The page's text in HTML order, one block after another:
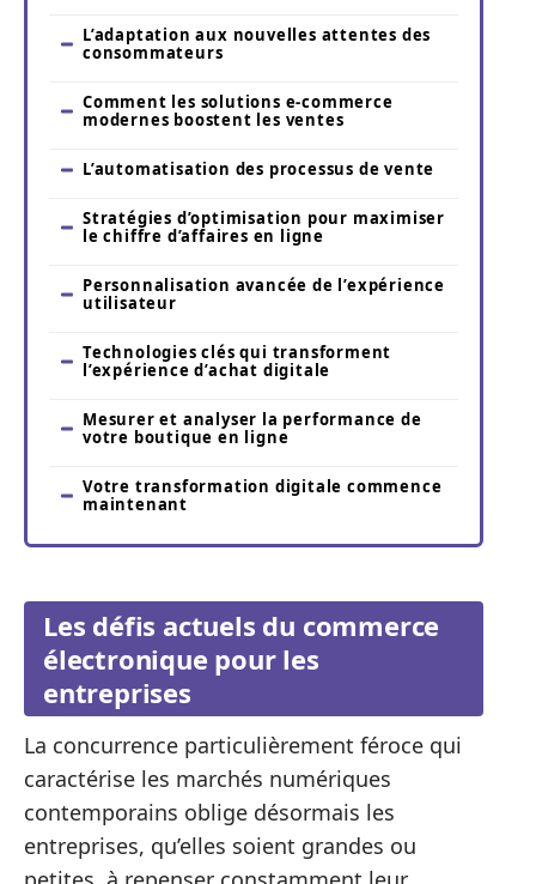
L’adaptation aux nouvelles attentes des
consommateurs
Comment les solutions e-commerce
modernes boostent les ventes
L’automatisation des processus de vente
Stratégies d’optimisation pour maximiser
le chiffre d’affaires en ligne
Personnalisation avancée de l’expérience
utilisateur
Technologies clés qui transforment
l’expérience d’achat digitale
Mesurer et analyser la performance de
votre boutique en ligne
Votre transformation digitale commence
maintenant
Les défis actuels du commerce
électronique pour les
entreprises
La concurrence particulièrement féroce qui
caractérise les marchés numériques
contemporains oblige désormais les
entreprises, qu’elles soient grandes ou